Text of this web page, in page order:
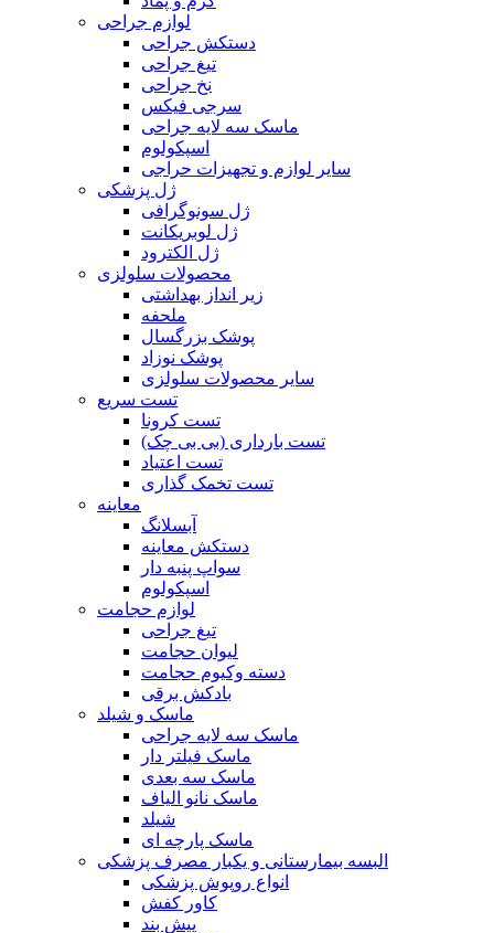
لوازم جراحی
دستکش جراحی
تیغ جراحی
نخ جراحی
سرجی فیکس
ماسک سه لایه جراحی
اسپکولوم
سایر لوازم و تجهیزات حراجی
ژل پزشکی
ژل سونوگرافی
ژل لوبریکانت
ژل الکترود
محصولات سلولزی
زیر انداز بهداشتی
ملحفه
پوشک بزرگسال
پوشک نوزاد
سایر محصولات سلولزی
تست سریع
تست کرونا
تست بارداری (بی بی چک)
تست اعتیاد
تست تخمک گذاری
معاینه
آبسلانگ
دستکش معاینه
سواپ پنبه دار
اسپکولوم
لوازم حجامت
تیغ جراحی
لیوان حجامت
دسته وکیوم حجامت
بادکش برقی
ماسک و شیلد
ماسک سه لایه جراحی
ماسک فیلتر دار
ماسک سه بعدی
ماسک نانو الیاف
شیلد
ماسک پارچه ای
البسه بیمارستانی و یکبار مصرف پزشکی
انواع روپوش پزشکی
کاور کفش
پیش بند